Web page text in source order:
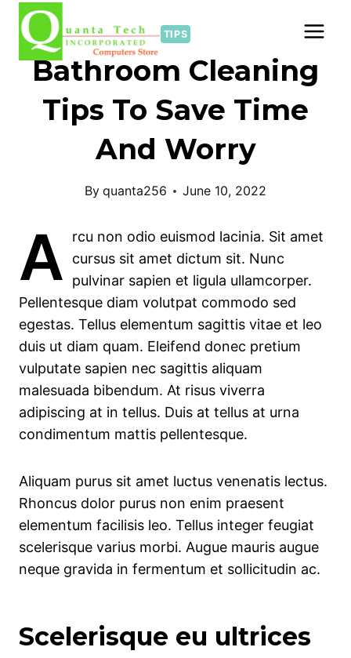
content
TIPS
Bathroom Cleaning
Tips To Save Time
And Worry
By quanta256 June 10, 2022
A
rcu non odio euismod lacinia. Sit amet
cursus sit amet dictum sit. Nunc
pulvinar sapien et ligula ullamcorper.
Pellentesque diam volutpat commodo sed
egestas. Tellus elementum sagittis vitae et leo
duis ut diam quam. Eleifend donec pretium
vulputate sapien nec sagittis aliquam
malesuada bibendum. At risus viverra
adipiscing at in tellus. Duis at tellus at urna
condimentum mattis pellentesque.
Aliquam purus sit amet luctus venenatis lectus.
Rhoncus dolor purus non enim praesent
elementum facilisis leo. Tellus integer feugiat
scelerisque varius morbi. Augue mauris augue
neque gravida in fermentum et sollicitudin ac.
Scelerisque eu ultrices